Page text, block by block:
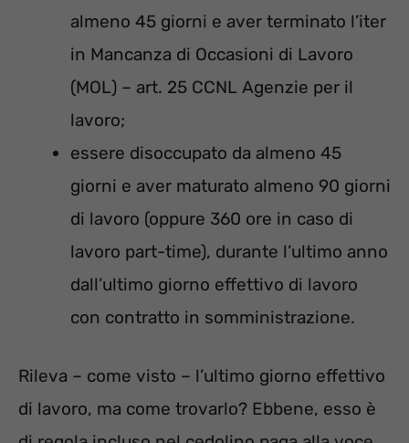
almeno 45 giorni e aver terminato l’iter
in Mancanza di Occasioni di Lavoro
(MOL) – art. 25 CCNL Agenzie per il
lavoro;
essere disoccupato da almeno 45
giorni e aver maturato almeno 90 giorni
di lavoro (oppure 360 ore in caso di
lavoro part-time), durante l’ultimo anno
dall’ultimo giorno effettivo di lavoro
con contratto in somministrazione.
Rileva – come visto – l’ultimo giorno effettivo
di lavoro, ma come trovarlo? Ebbene, esso è